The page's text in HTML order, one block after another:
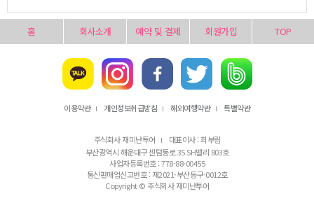
홈 회사소개 예약 및 결제 회원가입 TOP
이용약관 l 개인정보취급방침 l 해외여행약관 l 특별약관
주식회사 재미난투어 l
대표이사 : 최부림
부산광역시 해운대구 센텀동로 35 SH밸리 803호
사업자등록번호 : 778-88-00455
통신판매업신고번호 : 제2021-부산동구-0012호
Copyright © 주식회사 재미난투어